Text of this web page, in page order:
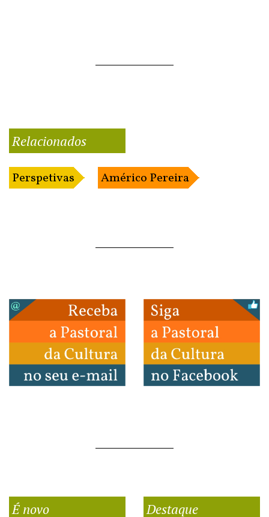
Relacionados
Perspetivas Américo Pereira
É novo Destaque